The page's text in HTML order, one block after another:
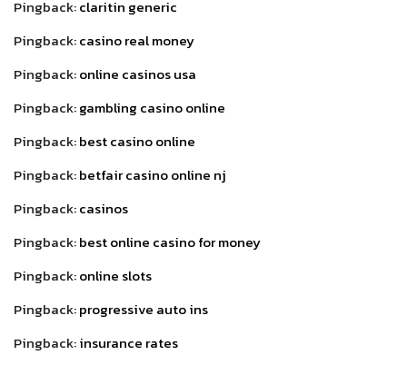
Pingback:claritin generic
Pingback:casino real money
Pingback:online casinos usa
Pingback:gambling casino online
Pingback:best casino online
Pingback:betfair casino online nj
Pingback:casinos
Pingback:best online casino for money
Pingback:online slots
Pingback:progressive auto ins
Pingback:insurance rates